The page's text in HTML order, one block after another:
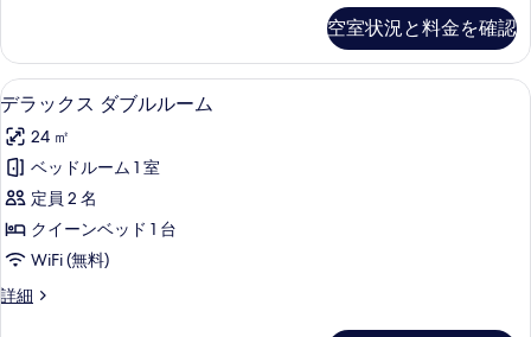
の
写
真
を
表
示
す
る
キ
ン
グ
ベ
ッ
ド
1
台
の
ム
ス
イ
ト
キ
グ
ベ
ッ
ド
1
空室状況と料金を確認
デ
ラ
ッ
ク
ス
ダ
ブ
ル
1 室のベッドルーム、高級寝具、羽
6
デラックス ダブルルーム
24 ㎡
ベッドルーム 1 室
定員 2 名
クイーンベッド 1 台
WiFi (無料)
詳細
デ